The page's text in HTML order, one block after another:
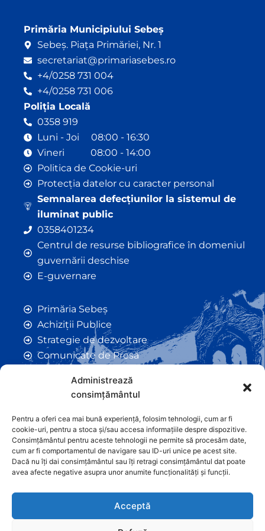
Administrează
consimțământul
Pentru a oferi cea mai bună experiență, folosim tehnologii, cum ar fi
cookie-uri, pentru a stoca și/sau accesa informațiile despre dispozitive.
Consimțământul pentru aceste tehnologii ne permite să procesăm date,
cum ar fi comportamentul de navigare sau ID-uri unice pe acest site.
Dacă nu îți dai consimțământul sau îți retragi consimțământul dat poate
avea afecte negative asupra unor anumite funcționalități și funcții.
Acceptă
Primăria Municipiului Sebeș
Sebeș. Piața Primăriei, Nr. 1
secretariat@primariasebes.ro
+4/0258 731 004
+4/0258 731 006
Poliția Locală
0358 919
Luni - Joi 08:00 - 16:30
Vineri 08:00 - 14:00
Politica de Cookie-uri
Protecția datelor cu caracter personal
Semnalarea defecțiunilor la sistemul de
iluminat public
0358401234
Centrul de resurse bibliografice în domeniul
guvernării deschise
E-guvernare
Primăria Sebeș
Achiziții Publice
Strategie de dezvoltare
Comunicate de Presă
Anunțuri
Hotarâri de Consiliu
Certificate de Urbanism
Autorizații de Construcții
Orașe Înfrățite
Contact